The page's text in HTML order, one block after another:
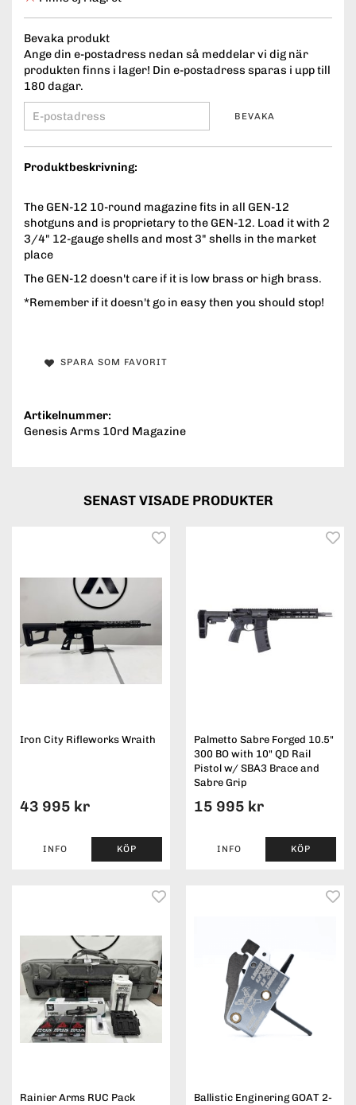
Bevaka produkt
Ange din e-postadress nedan så meddelar vi dig när
produkten finns i lager! Din e-postadress sparas i upp till
180 dagar.
BEVAKA
Produktbeskrivning:
The GEN-12 10-round magazine fits in all GEN-12
shotguns and is proprietary to the GEN-12. Load it with 2
3/4" 12-gauge shells and most 3" shells in the market
place
The GEN-12 doesn't care if it is low brass or high brass.
*Remember if it doesn't go in easy then you should stop!
SPARA SOM FAVORIT
Artikelnummer:
Genesis Arms 10rd Magazine
SENAST VISADE PRODUKTER
Iron City Rifleworks Wraith
43 995 kr
INFO KÖP
Palmetto Sabre Forged 10.5"
300 BO with 10" QD Rail
Pistol w/ SBA3 Brace and
Sabre Grip
15 995 kr
INFO KÖP
Rainier Arms RUC Pack
Ballistic Enginering GOAT 2-